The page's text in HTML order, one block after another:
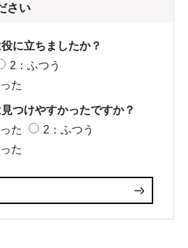
さい
に立ちましたか？
2：ふつう
た
つけやすかったですか？
た
2：ふつう
た